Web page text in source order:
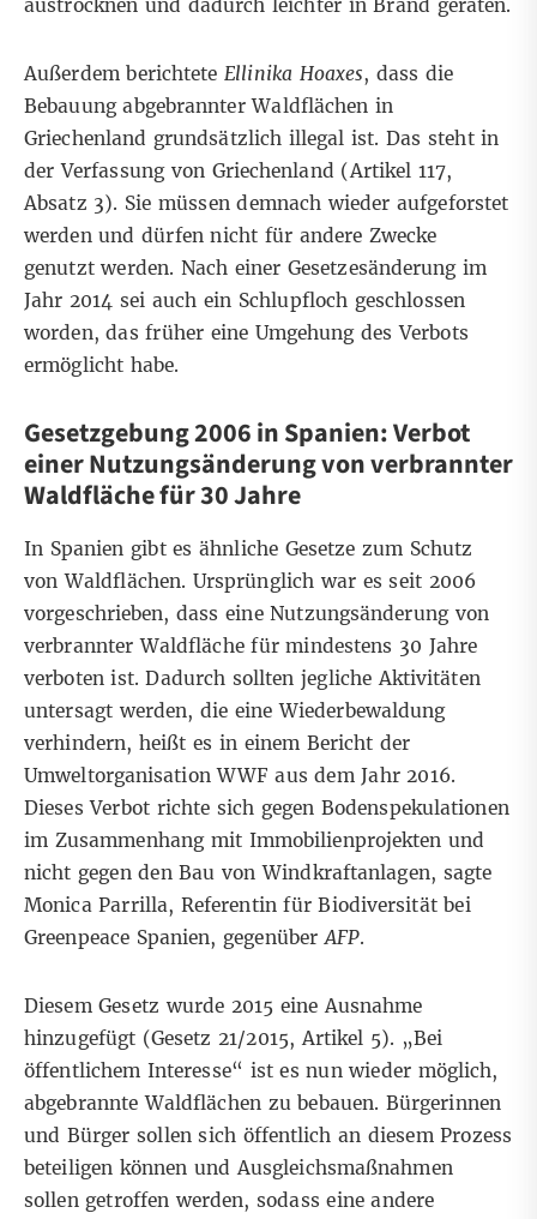
austrocknen und dadurch leichter in Brand geraten.
Außerdem berichtete Ellinika Hoaxes, dass die
Bebauung abgebrannter Waldflächen in
Griechenland grundsätzlich illegal ist. Das steht in
der Verfassung von Griechenland (Artikel 117,
Absatz 3). Sie müssen demnach wieder aufgeforstet
werden und dürfen nicht für andere Zwecke
genutzt werden. Nach einer Gesetzesänderung im
Jahr 2014 sei auch ein Schlupfloch geschlossen
worden, das früher eine Umgehung des Verbots
ermöglicht habe.
Gesetzgebung 2006 in Spanien: Verbot
einer Nutzungsänderung von verbrannter
Waldfläche für 30 Jahre
In Spanien gibt es ähnliche Gesetze zum Schutz
von Waldflächen. Ursprünglich war es seit 2006
vorgeschrieben, dass eine Nutzungsänderung von
verbrannter Waldfläche für mindestens 30 Jahre
verboten ist. Dadurch sollten jegliche Aktivitäten
untersagt werden, die eine Wiederbewaldung
verhindern, heißt es in einem Bericht der
Umweltorganisation WWF aus dem Jahr 2016.
Dieses Verbot richte sich gegen Bodenspekulationen
im Zusammenhang mit Immobilienprojekten und
nicht gegen den Bau von Windkraftanlagen, sagte
Monica Parrilla, Referentin für Biodiversität bei
Greenpeace Spanien, gegenüber AFP.
Diesem Gesetz wurde 2015 eine Ausnahme
hinzugefügt (Gesetz 21/2015, Artikel 5). „Bei
öffentlichem Interesse“ ist es nun wieder möglich,
abgebrannte Waldflächen zu bebauen. Bürgerinnen
und Bürger sollen sich öffentlich an diesem Prozess
beteiligen können und Ausgleichsmaßnahmen
sollen getroffen werden, sodass eine andere